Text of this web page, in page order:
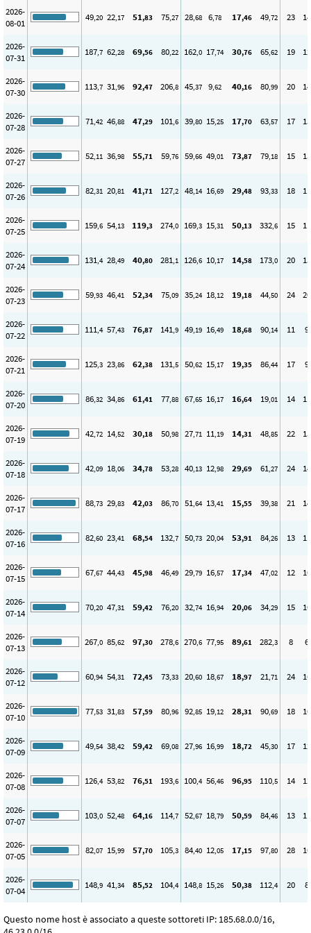
2026-
08-01
49,20 22,17 51,83 75,27 28,68 6,78 17,46 49,72 23 14
2026-
07-31
187,7 62,28 69,56 80,22 162,0 17,74 30,76 65,62 19 12
2026-
07-30
113,7 31,96 92,47 206,8 45,37 9,62 40,16 80,99 20 14
2026-
07-28
71,42 46,88 47,29 101,6 39,80 15,25 17,70 63,57 17 13
2026-
07-27
52,11 36,98 55,71 59,76 59,66 49,01 73,87 79,18 15 13
2026-
07-26
82,31 20,81 41,71 127,2 48,14 16,69 29,48 93,33 18 11
2026-
07-25
159,6 54,13 119,3 274,0 169,3 15,31 50,13 332,6 15 11
2026-
07-24
131,4 28,49 40,80 281,1 126,6 10,17 14,58 173,0 20 13
2026-
07-23
59,93 46,41 52,34 75,09 35,24 18,12 19,18 44,50 24 20
2026-
07-22
111,4 57,43 76,87 141,9 49,19 16,49 18,68 90,14 11 9
2026-
07-21
125,3 23,86 62,38 131,5 50,62 15,17 19,35 86,44 17 9
2026-
07-20
86,32 34,86 61,41 77,88 67,65 16,17 16,64 19,01 14 11
2026-
07-19
42,72 14,52 30,18 50,98 27,71 11,19 14,31 48,85 22 15
2026-
07-18
42,09 18,06 34,78 53,28 40,13 12,98 29,69 61,27 24 14
2026-
07-17
88,73 29,83 42,03 86,70 51,64 13,41 15,55 39,38 21 14
2026-
07-16
82,60 23,41 68,54 132,7 50,73 20,04 53,91 84,26 13 11
2026-
07-15
67,67 44,43 45,98 46,49 29,79 16,57 17,34 47,02 12 10
2026-
07-14
70,20 47,31 59,42 76,20 32,74 16,94 20,06 34,29 15 10
2026-
07-13
267,0 85,62 97,30 278,6 270,6 77,95 89,61 282,3 8 6
2026-
07-12
60,94 54,31 72,45 73,33 20,60 18,67 18,97 21,71 24 16
2026-
07-10
77,53 31,83 57,59 80,96 92,85 19,12 28,31 90,69 18 10
2026-
07-09
49,54 38,42 59,42 69,08 27,96 16,99 18,72 45,30 17 12
2026-
07-08
126,4 53,82 76,51 193,6 100,4 56,46 96,95 110,5 14 12
2026-
07-07
103,0 52,48 64,16 114,7 52,67 18,79 50,59 84,46 13 11
2026-
07-05
82,07 15,99 57,70 105,3 84,40 12,05 17,15 97,80 28 10
2026-
07-04
148,9 41,34 85,52 104,4 148,8 15,26 50,38 112,4 20 8
Questo nome host è associato a queste sottoreti IP: 185.68.0.0/16,